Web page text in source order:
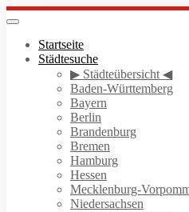
Skip
to
main
content
Toggle
navigationStartseite
Städtesuche
▶ Städteübersicht ◀
Baden-Württemberg
Bayern
Berlin
Brandenburg
Bremen
Hamburg
Hessen
Mecklenburg-
Niedersachsen